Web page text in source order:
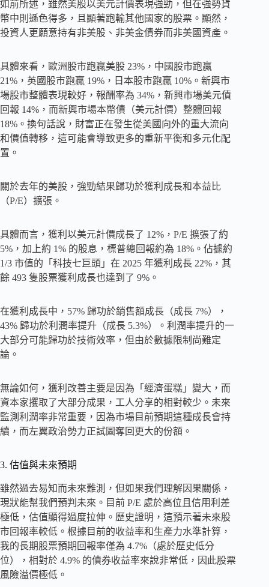
如前所述，雖然美股以美元計價表現強勁，但在強勢貨
幣中則遜色得多，且顯著跑輸其他國家的股票。顯然，
投資人更願意持有非美股、非美金債券而非美國資產。
具體來看，歐洲股市跑贏美股 23%，中國股市跑贏
21%，英國股市跑贏 19%，日本股市跑贏 10%。新興市
場股市整體表現較好，報酬率為 34%，新興市場美元債
回報 14%，而新興市場本幣債（美元計價）整體回報
18%。換句話說，財富正在發生從美國向外的重大流向
和價值轉移，這可能會導致更多的重新平衡和多元化配
置。
關於去年的美股，強勁結果歸功於獲利成長和本益比
（P/E）擴張。
具體而言，獲利以美元計價成長了 12%，P/E 擴張了約
5%，加上約 1% 的股息，標普總回報約為 18%。佔據約
1/3 市值的「科技七巨頭」在 2025 年獲利成長 22%，其
餘 493 隻股票獲利成長也達到了 9%。
在獲利成長中，57% 歸功於銷售額成長（成長 7%），
43% 歸功於利潤率提升（成長 5.3%）。利潤率提升的一
大部分可能歸功於技術效率，但由於數據限制尚難定
論。
無論如何，獲利改善主要是因為「經濟蛋糕」變大，而
資本家攫取了大部分成果，工人分享的相對較少。未來
監測利潤率非常重要，因為市場目前預期這種成長會持
續，而左翼政治勢力正試圖奪回更大的份額。
3. 估值與未來預期
雖然過去易知而未來難測，但如果我們理解因果關係，
現狀能幫我們預判未來。目前 P/E 處於高位且信用利差
極低，估值顯得過度拉伸。歷史證明，這預示著未來股
市回報率較低。根據目前的收益率和生產力水準計算，
我的長期股票預期回報率僅為 4.7%（處於歷史低分
位），相對於 4.9% 的債券收益率來說非常低，因此股票
風險溢價極低。